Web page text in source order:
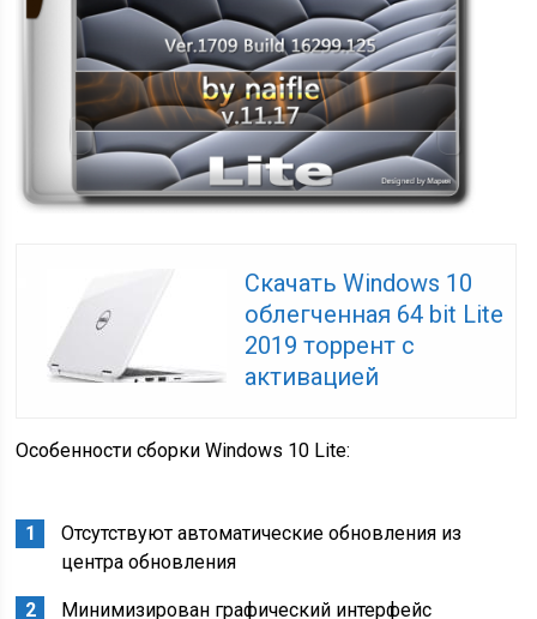
Скачать Windows 10
облегченная 64 bit Lite
2019 торрент с
активацией
Особенности сборки Windows 10 Lite:
Отсутствуют автоматические обновления из
центра обновления
Минимизирован графический интерфейс